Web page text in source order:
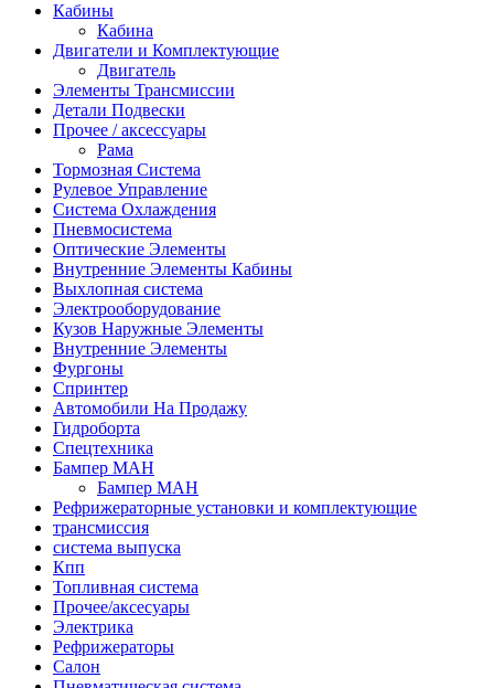
Кабины
Кабина
Двигатели и Комплектующие
Двигатель
Элементы Трансмиссии
Детали Подвески
Прочее / аксессуары
Рама
Тормозная Система
Рулевое Управление
Система Охлаждения
Пневмосистема
Оптические Элементы
Внутренние Элементы Кабины
Выхлопная система
Электрооборудование
Кузов Наружные Элементы
Внутренние Элементы
Фургоны
Спринтер
Автомобили На Продажу
Гидроборта
Спецтехника
Бампер МАН
Бампер МАН
Рефрижераторные установки и комплектующие
трансмиссия
система выпуска
Кпп
Топливная система
Прочее/аксесуары
Электрика
Рефрижераторы
Салон